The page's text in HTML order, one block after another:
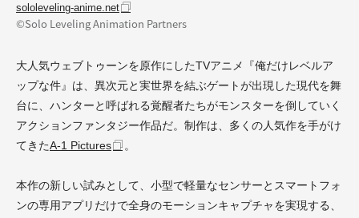
sololeveling-anime.net
©Solo Leveling Animation Partners
大人気ウェブトゥーンを原作にしたTVアニメ『俺だけレベルア
ップな件』は、異次元と実世界を結ぶゲートが出現した現代を舞
台に、ハンターと呼ばれる覚醒者たちがモンスターを倒していく
アクションファンタジー作品だ。制作は、多くの人気作を手がけ
てきたA-1 Pictures 。
本作の新しい試みとして、小型で軽量なセンサーとスマートフォ
ンの専用アプリだけで全身のモーションキャプチャを実現する、